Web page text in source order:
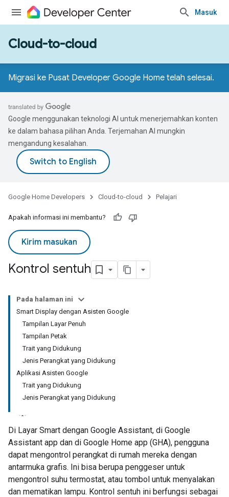
Masuk
Cloud-to-cloud
Migrasi ke Pusat Developer Google Home telah selesai.
Google menggunakan teknologi AI untuk menerjemahkan konten
ke dalam bahasa pilihan Anda. Terjemahan AI mungkin
mengandung kesalahan.
Google Home Developers Cloud-to-cloud Pelajari
Apakah informasi ini membantu?
Kirim masukan
Kontrol sentuh
Pada halaman ini
Smart Display dengan Asisten Google
Tampilan Layar Penuh
Tampilan Petak
Trait yang Didukung
Jenis Perangkat yang Didukung
Aplikasi Asisten Google
Trait yang Didukung
Jenis Perangkat yang Didukung
Di Layar Smart dengan Google Assistant, di Google
Assistant app dan di Google Home app (GHA), pengguna
dapat mengontrol perangkat di rumah mereka dengan
antarmuka grafis. Ini bisa berupa penggeser untuk
mengontrol suhu termostat, atau tombol untuk menyalakan
dan mematikan lampu. Kontrol sentuh ini berfungsi sebagai